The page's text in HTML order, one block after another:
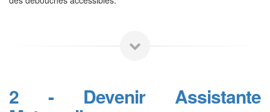
2 - Devenir Assistante